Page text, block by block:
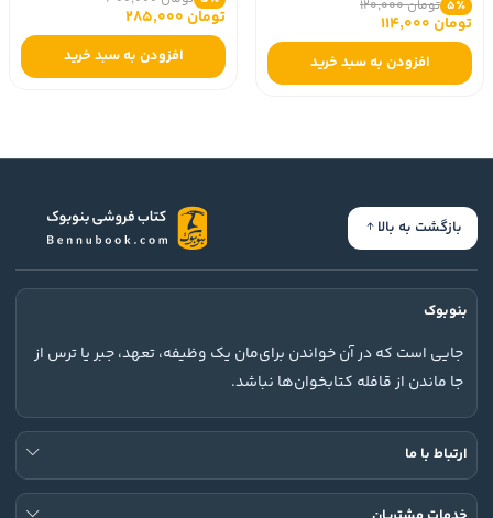
5٪ تومان 120,000
تومان 114,000
افزودن به سبد خرید
تومان 285,000
افزودن به سبد خرید
بازگشت به بالا
بنوبوک
جایی است که در آن خواندن برای‌مان یک وظیفه، تعهد، جبر یا ترس از
جا ماندن از قافله کتابخوان‌ها نباشد.
ارتباط با ما